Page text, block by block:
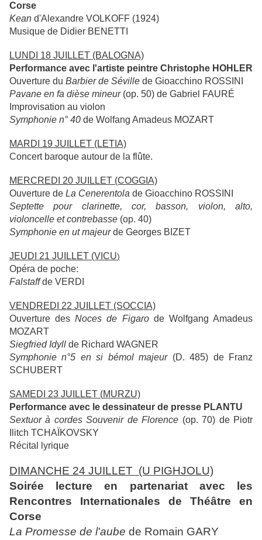
Corse
Kean d'Alexandre VOLKOFF (1924)
Musique de Didier BENETTI
LUNDI 18 JUILLET (BALOGNA)
Performance avec l'artiste peintre Christophe HOHLER
Ouverture du Barbier de Séville de Gioacchino ROSSINI
Pavane en fa dièse mineur(op. 50) de Gabriel FAURÉ
Improvisation au violon
Symphonie n° 40 de Wolfang Amadeus MOZART
MARDI 19 JUILLET (LETIA)
Concert baroque autour de la flûte.
MERCREDI 20 JUILLET (COGGIA)
Ouverture de La Cenerentola de Gioacchino ROSSINI
Septette pour clarinette, cor, basson, violon, alto,
violoncelle et contrebasse (op. 40)
Symphonie en ut majeurde Georges BIZET
JEUDI 21 JUILLET (VICU)
Opéra de poche:
Falstaffde VERDI
VENDREDI 22 JUILLET (SOCCIA)
Ouverture desNoces de Figarode Wolfgang Amadeus
MOZART
Siegfried Idyll de Richard WAGNER
Symphonie n°5 en si bémol majeur(D. 485) de Franz
SCHUBERT
SAMEDI 23 JUILLET (MURZU)
Performance avec le dessinateur de presse PLANTU
Sextuor à cordes Souvenir de Florence (op. 70) de Piotr
Ilitch TCHAÏKOVSKY
Récital lyrique
DIMANCHE 24 JUILLET (U PIGHJOLU)
Soirée lecture en partenariat avec les
Rencontres Internationales de Théâtre en
Corse
La Promesse de l'aube de Romain GARY